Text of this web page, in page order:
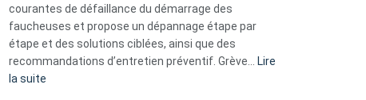
eufy
courantes de défaillance du démarrage des
faucheuses et propose un dépannage étape par
étape et des solutions ciblées, ainsi que des
recommandations d’entretien préventif. Grève…
Lire
la suite